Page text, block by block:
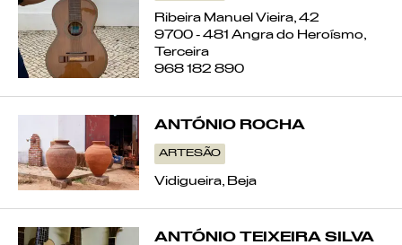
Ribeira Manuel Vieira, 42
9700 - 481 Angra do Heroísmo,
Terceira
968 182 890
ANTÓNIO ROCHA
ARTESÃO
Vidigueira, Beja
ANTÓNIO TEIXEIRA SILVA